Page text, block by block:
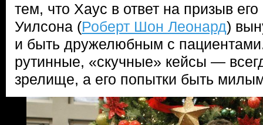
тем, что Хаус в ответ на призыв его
Уилсона (Роберт Шон Леонард)
и быть дружелюбным с
рутинные, «скучные» кейсы —
зрелище, а его попытки быть